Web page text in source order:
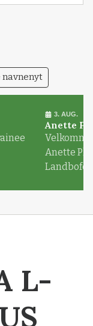
navnenyt
3. AUG.
Anette
Anette
L-